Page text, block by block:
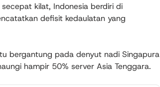
kilat, Indonesia berdiri di
defisit kedaulatan yang
bergantung pada denyut nadi Singapura
hampir 50% server Asia Tenggara.